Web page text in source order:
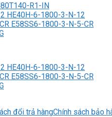
R1-IN
HE40H-6-1800-3-N-12
E58SS6-1800-3-N-5-CR
HE40H-6-1800-3-N-12
E58SS6-1800-3-N-5-CR
đổi trả hàngChính sách bảo